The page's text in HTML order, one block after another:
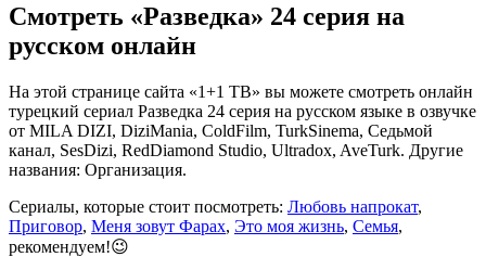
Смотреть «Разведка» 24 серия на
русском онлайн
На этой странице сайта «1+1 ТВ» вы можете смотреть онлайн
турецкий сериал Разведка 24 серия на русском языке в озвучке
от MILA DIZI, DiziMania, ColdFilm, TurkSinema, Седьмой
канал, SesDizi, RedDiamond Studio, Ultradox, AveTurk. Другие
названия: Организация.
Сериалы, которые стоит посмотреть: Любовь напрокат,
Приговор, Меня зовут Фарах, Это моя жизнь, Семья,
рекомендуем!😉